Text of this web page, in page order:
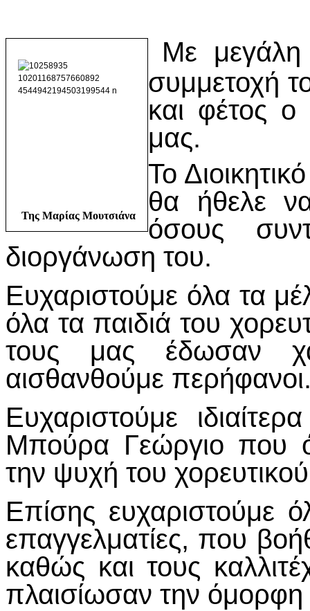
Της Μαρίας Μουτσιάνα
Με μεγάλη
συμμετοχή
και φέτος ο
μας.
Το
θα ήθελε
όσους
διοργάνωση του.
Ευχαριστούμε όλα τα
όλα τα παιδιά του
τους μας έδωσαν
αισθανθούμε
Ευχαριστούμε
Μπούρα Γεώργιο που
την ψυχή του
Επίσης ευχαριστούμε
επαγγελματίες, που
καθώς και τους
πλαισίωσαν την όμορφη